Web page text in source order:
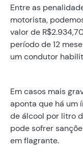
Entre as
motorista,
valor de
período de 12
um condutor
Em casos mais
aponta que há um
de álcool por litro
pode sofrer
em flagrante.